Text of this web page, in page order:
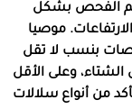
يتم الفحص بشكل
موصيا
بنسب لا تقل
الشتاء، وعلى الأقل
من أنواع سلالات